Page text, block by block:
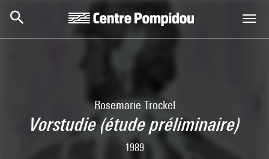
Rosemarie Trockel
Vorstudie (étude préliminaire)
1989